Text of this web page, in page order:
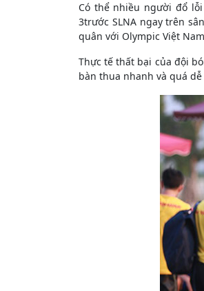
Có thể nhiều người đổ
3trước SLNA ngay trên
quân với Olympic Việt
Thực tế thất bại của đội
bàn thua nhanh và quá